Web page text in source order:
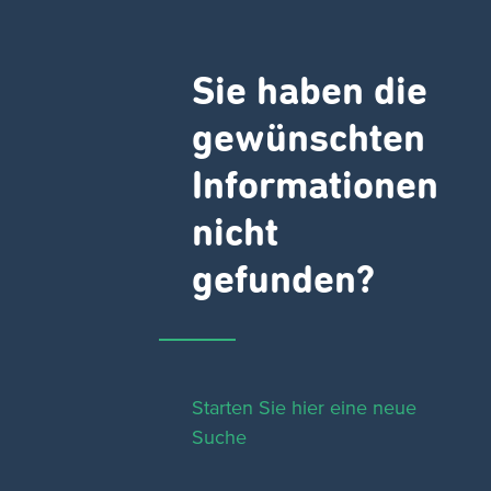
Sie haben die
gewünschten
Informationen
nicht
gefunden?
Starten Sie hier eine neue
Suche